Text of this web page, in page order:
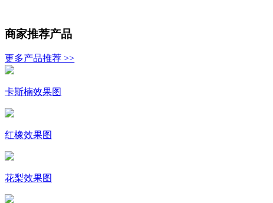
商家推荐产品
更多产品推荐 >>
卡斯楠效果图
红橡效果图
花梨效果图